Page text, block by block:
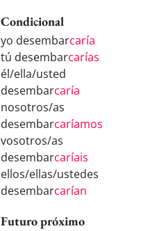
Condicional
yo desembarcaría
tú desembarcarías
él/ella/usted
desembarcaría
nosotros/as
desembarcaríamos
vosotros/as
desembarcaríais
ellos/ellas/ustedes
desembarcarían
Futuro próximo